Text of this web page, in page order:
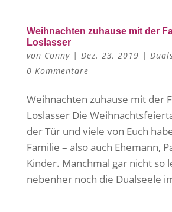
Weihnachten zuhause mit der
Loslasser
von Conny| Dez. 23, 2019 |
0 Kommentare
Weihnachten zuhause mit der
Loslasser Die
der Tür und viele von Euch
Familie – also auch Ehemann,
Kinder. Manchmal gar nicht so
nebenher noch die Dualseele